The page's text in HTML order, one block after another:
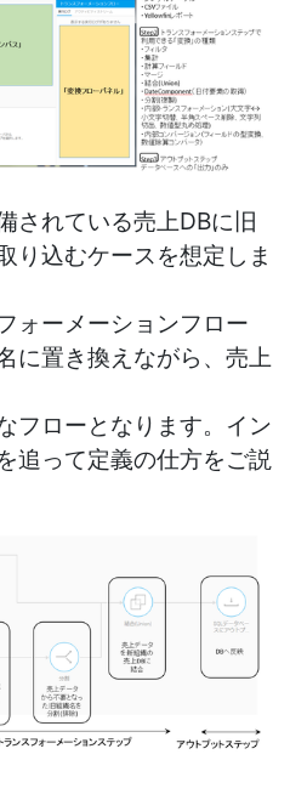
されている売上DBに旧
り込むケースを想定しま
ォーメーションフロー
に置き換えながら、売上
フローとなります。イン
追って定義の仕方をご説